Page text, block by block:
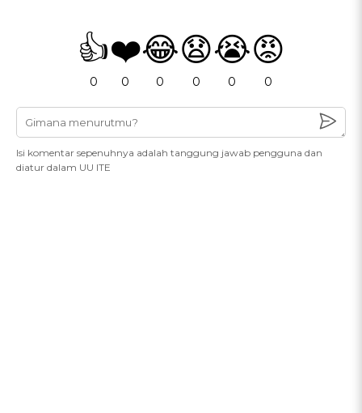
👍
0
❤️
0
😂
0
😧
0
😭
0
😡
0
Isi komentar sepenuhnya adalah tanggung jawab pengguna dan
diatur dalam UU ITE